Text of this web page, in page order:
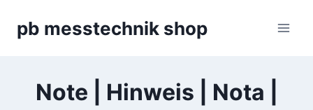
Inhaltpb messtechnik shop
Note | Hinweis | Nota |